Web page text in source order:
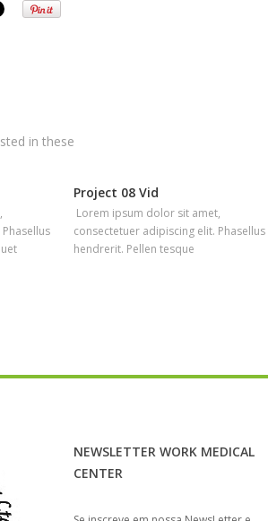
in these
Project 08 Vid
Lorem ipsum dolor sit amet,
consectetuer adipiscing elit. Phasellus
hendrerit. Pellen tesque
NEWSLETTER WORK MEDICAL
CENTER